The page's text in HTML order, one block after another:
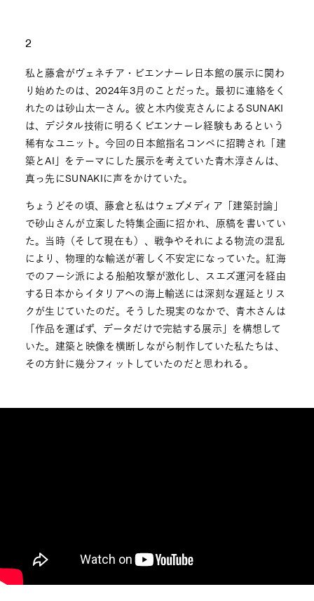
2
私と藤倉がヴェネチア・ビエンナーレ日本館の展示に関わ
り始めたのは、2024年3月のことだった。最初に連絡をく
れたのは砂山太一さん。彼と木内俊克さんによるSUNAKI
は、デジタル技術に明るくビエンナーレ経験もあるという
稀有なユニット。今回の日本館指名コンペに招聘され「建
築とAI」をテーマにした展示を考えていた青木淳さんは、
真っ先にSUNAKIに声をかけていた。
ちょうどその頃、藤倉と私はウェブメディア「建築討論」
で砂山さんが立案した特集企画に招かれ、原稿を書いてい
た。当時（そして現在も）、戦争やそれによる物流の混乱
により、物理的な輸送が著しく不安定になっていた。紅海
でのフーシ派による船舶攻撃が激化し、スエズ運河を経由
する日本からイタリアへの海上輸送には深刻な遅延とリス
クが生じていたのだ。そうした現実のなかで、青木さんは
「作品を運ばず、データだけで完結する展示」を構想して
いた。建築と映像を横断しながら制作していた私たちは、
その方針に幾分フィットしていたのだと思われる。